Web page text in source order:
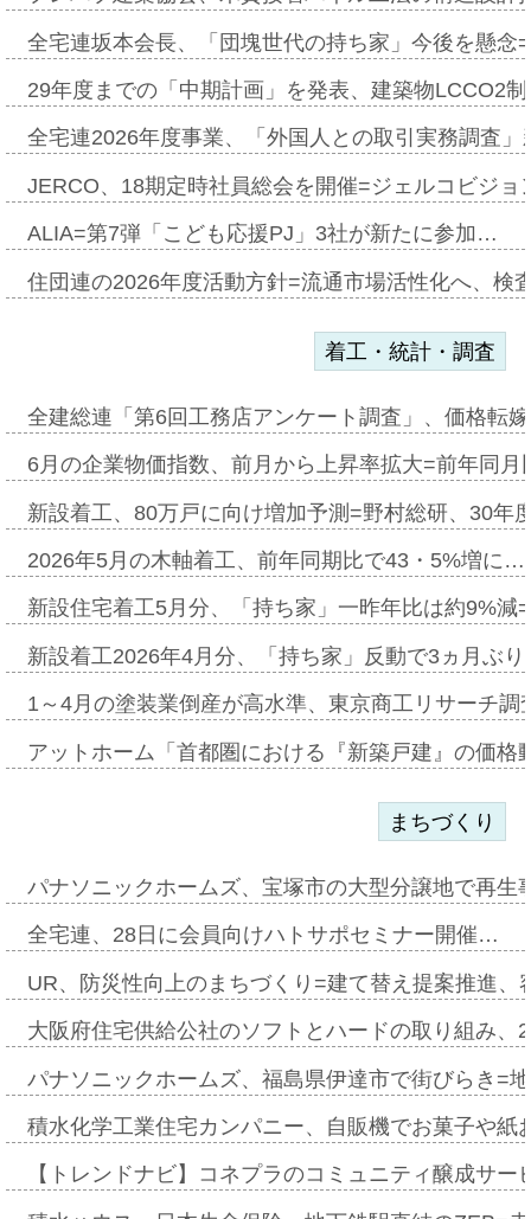
全宅連坂本会長、「団塊世代の持ち家」今後を懸
29年度までの「中期計画」を発表、建築物LCCO2
全宅連2026年度事業、「外国人との取引実務調査
JERCO、18期定時社員総会を開催=ジェルコビジ
ALIA=第7弾「こども応援PJ」3社が新たに参加…
住団連の2026年度活動方針=流通市場活性化へ、検
着工・統計・調査
全建総連「第6回工務店アンケート調査」、価格転
6月の企業物価指数、前月から上昇率拡大=前年同
新設着工、80万戸に向け増加予測=野村総研、30年
2026年5月の木軸着工、前年同期比で43・5%増に…
新設住宅着工5月分、「持ち家」一昨年比は約9%
新設着工2026年4月分、「持ち家」反動で3ヵ月ぶ
1～4月の塗装業倒産が高水準、東京商工リサーチ
アットホーム「首都圏における『新築戸建』の価
まちづくり
パナソニックホームズ、宝塚市の大型分譲地で再
全宅連、28日に会員向けハトサポセミナー開催…
UR、防災性向上のまちづくり=建て替え提案推進
大阪府住宅供給公社のソフトとハードの取り組み
パナソニックホームズ、福島県伊達市で街びらき=
積水化学工業住宅カンパニー、自販機でお菓子や
【トレンドナビ】コネプラのコミュニティ醸成サ